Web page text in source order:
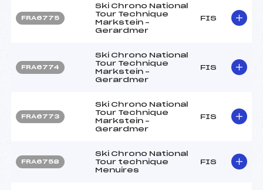
FRA6775
Ski Chrono National
Tour Technique
Markstein –
Gerardmer
FIS
FRA6774
Ski Chrono National
Tour Technique
Markstein –
Gerardmer
FIS
FRA6773
Ski Chrono National
Tour Technique
Markstein –
Gerardmer
FIS
FRA6758
Ski Chrono National
Tour technique
Menuires
FIS